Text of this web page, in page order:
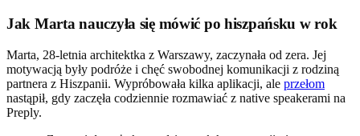
Jak Marta nauczyła się mówić po hiszpańsku w rok
Marta, 28-letnia architektka z Warszawy, zaczynała od zera. Jej
motywacją były podróże i chęć swobodnej komunikacji z rodziną
partnera z Hiszpanii. Wypróbowała kilka aplikacji, ale przełom
nastąpił, gdy zaczęła codziennie rozmawiać z native speakerami na
Preply.